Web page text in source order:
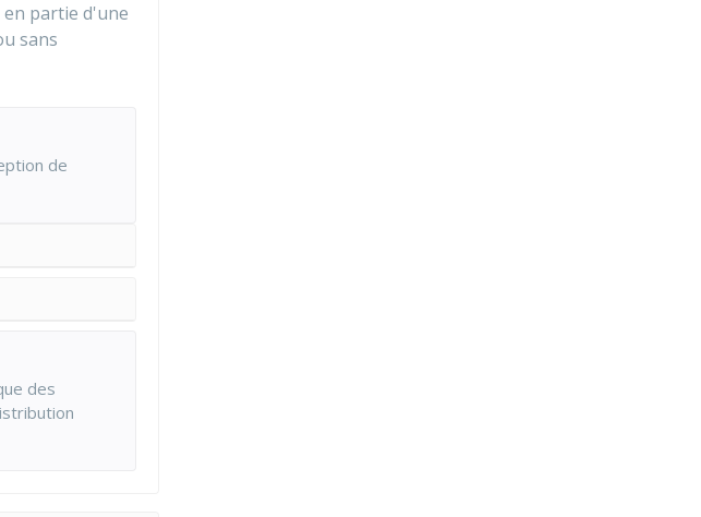
partie d'une
sans
de
des